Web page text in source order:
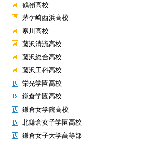
鶴嶺高校
茅ケ崎西浜高校
寒川高校
藤沢清流高校
藤沢総合高校
藤沢工科高校
栄光学園高校
鎌倉学園高校
鎌倉女学院高校
北鎌倉女子学園高校
鎌倉女子大学高等部